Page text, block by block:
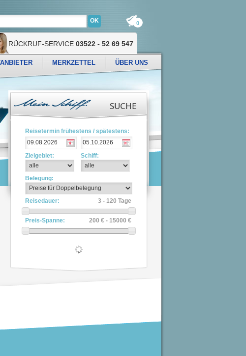
0
RÜCKRUF-SERVICE 03522 - 52 69 547
MERKZETTEL ÜBER UNS
SUCHE
Reisetermin frühestens / spätestens:
Zielgebiet: Schiff:
Belegung:
Reisedauer: 3 - 120 Tage
Preis-Spanne: 200 € - 15000 €